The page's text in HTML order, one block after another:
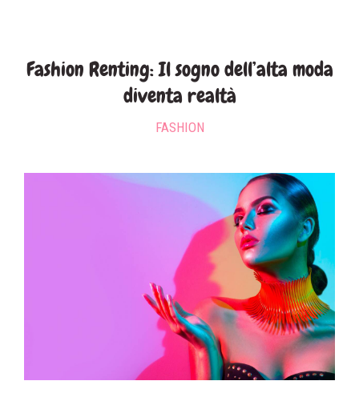
Fashion Renting: Il sogno dell’alta moda
diventa realtà
FASHION